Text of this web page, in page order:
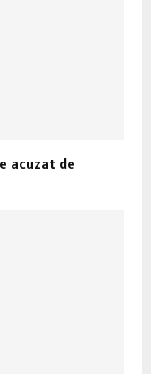
acuzat de